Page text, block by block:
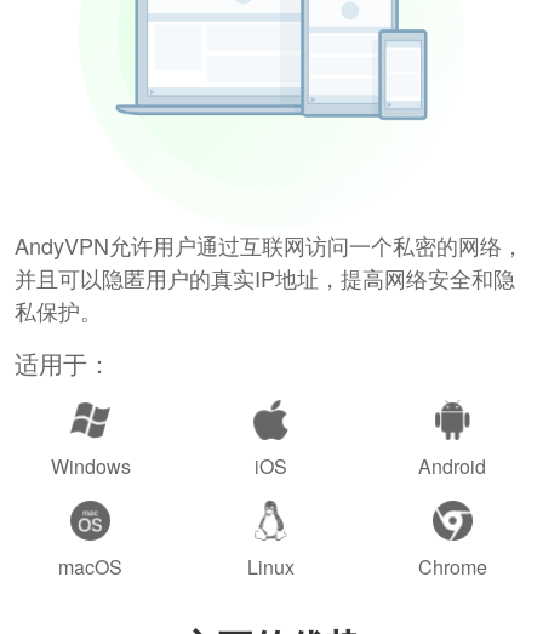
AndyVPN允许用户通过互联网访问一个私密的网络，
并且可以隐匿用户的真实IP地址，提高网络安全和隐
私保护。
适用于：
Windows iOS Android
macOS Linux Chrome